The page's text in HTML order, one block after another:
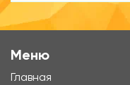
Меню
Главная